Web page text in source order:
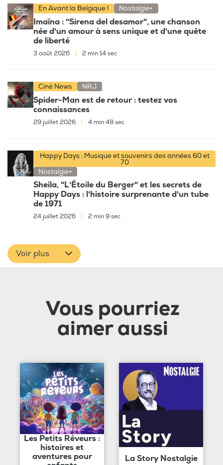
En Avant la Belgique ! Nostalgie+
Imaïna : "Sirena del desamor", une chanson
née d'un amour à sens unique et d'une quête
de liberté
3 août 2026 2 min 14 sec
Ciné News NRJ
Spider-Man est de retour : testez vos
connaissances
29 juillet 2026 4 min 48 sec
Happy Days : Musique et souvenirs des années 60 et
70
Nostalgie+
Sheila, "L'Étoile du Berger" et les secrets de
Happy Days : l'histoire surprenante d'un tube
de 1971
24 juillet 2026 2 min 9 sec
Voir plus
Vous pourriez
aimer aussi
Les Petits Rêveurs :
histoires et
aventures pour
La Story Nostalgie